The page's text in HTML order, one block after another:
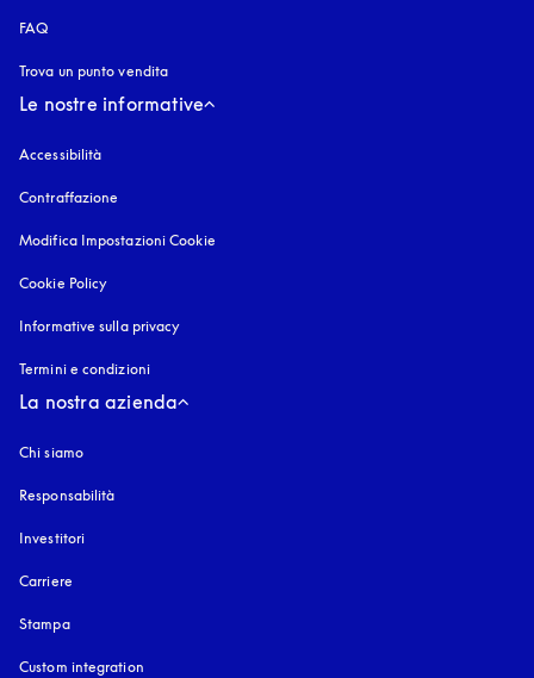
FAQ
Trova un punto vendita
Le nostre informative
Accessibilità
Contraffazione
Modifica Impostazioni Cookie
Cookie Policy
Informative sulla privacy
Termini e condizioni
La nostra azienda
Chi siamo
Responsabilità
Investitori
Carriere
Stampa
Custom integration